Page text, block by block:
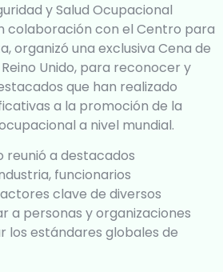
y Salud Ocupacional
colaboración con el Centro para
organizó una exclusiva Cena de
Unido, para reconocer y
que han realizado
a la promoción de la
a nivel mundial.
reunió a destacados
funcionarios
clave de diversos
a personas y organizaciones
los estándares globales de